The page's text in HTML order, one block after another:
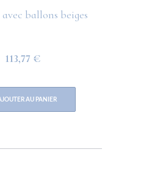
ballons beiges
113,77 €
AU PANIER